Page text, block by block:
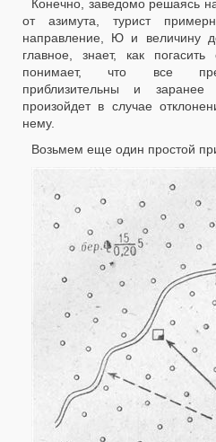
Конечно, заведомо решаясь
от азимута, турист
направление, Ю и величину
главное, знает, как
понимает, что все
приблизительны и заранее
произойдет в случае
нему.
Возьмем еще один простой